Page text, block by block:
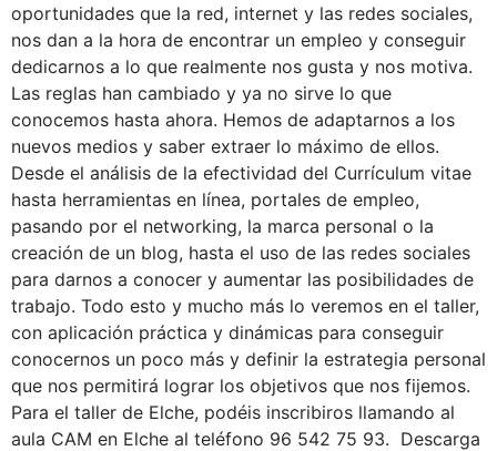
oportunidades que la red, internet y las redes sociales,
nos dan a la hora de encontrar un empleo y conseguir
dedicarnos a lo que realmente nos gusta y nos motiva.
Las reglas han cambiado y ya no sirve lo que
conocemos hasta ahora. Hemos de adaptarnos a los
nuevos medios y saber extraer lo máximo de ellos.
Desde el análisis de la efectividad del Currículum vitae
hasta herramientas en línea, portales de empleo,
pasando por el networking, la marca personal o la
creación de un blog, hasta el uso de las redes sociales
para darnos a conocer y aumentar las posibilidades de
trabajo. Todo esto y mucho más lo veremos en el taller,
con aplicación práctica y dinámicas para conseguir
conocernos un poco más y definir la estrategia personal
que nos permitirá lograr los objetivos que nos fijemos.
Para el taller de Elche, podéis inscribiros llamando al
aula CAM en Elche al teléfono 96 542 75 93. Descarga